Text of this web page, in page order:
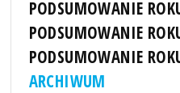
PODSUMOWANIE
PODSUMOWANIE
PODSUMOWANIE
ARCHIWUM